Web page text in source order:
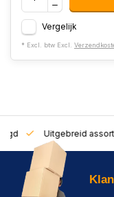
Vergelijk
* Excl. btw Excl.
Uitgebreid